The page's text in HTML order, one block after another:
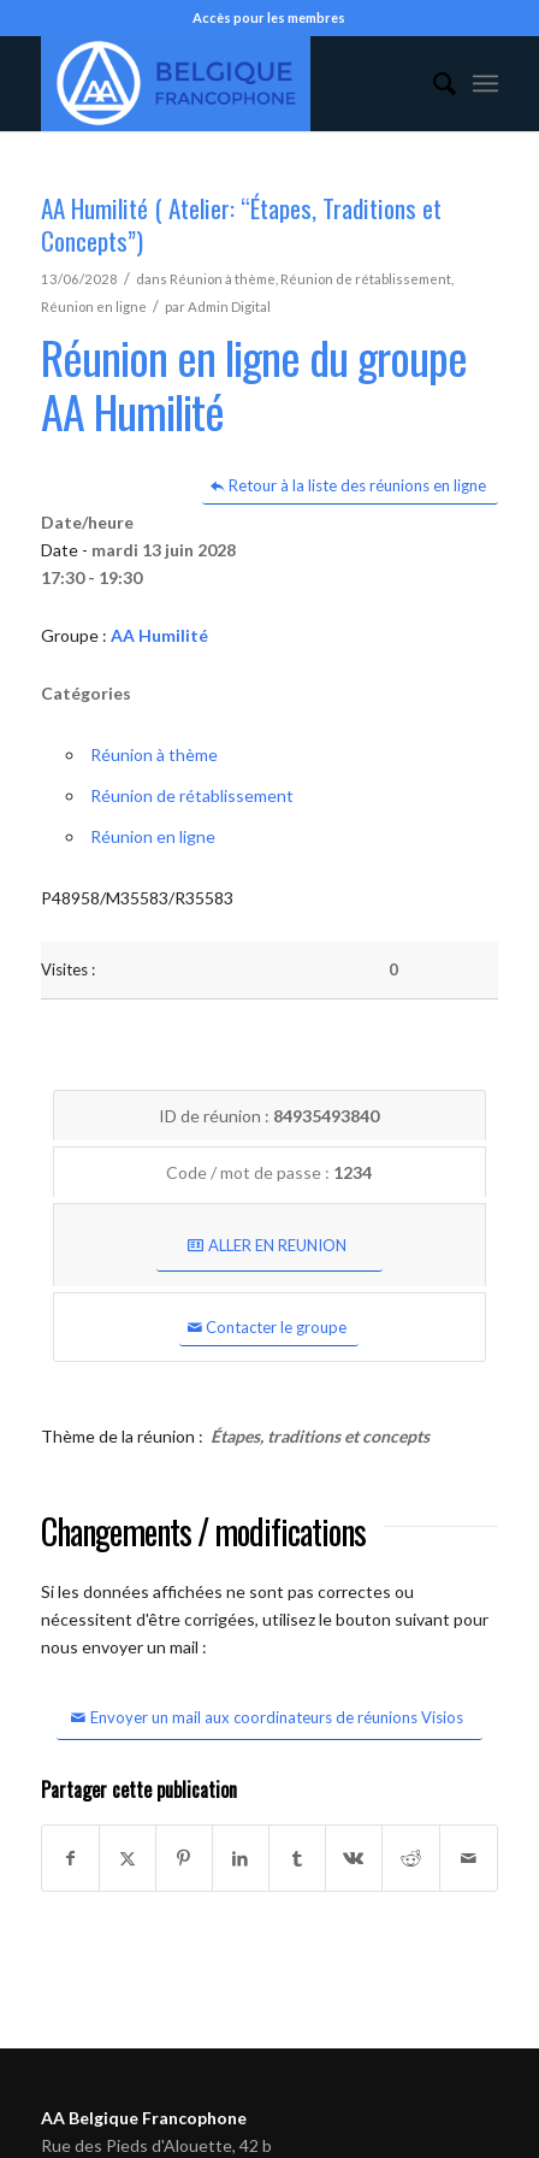
Accès pour les membres
AA Humilité ( Atelier: “Étapes, Traditions et
Concepts”)
13/06/2028 / dans Réunion à thème Réunion de rétablissement,
Réunion en ligne / parAdmin Digital
Réunion en ligne du groupe
AA Humilité
Retour à la liste des réunions en ligne
Date/heure
Date - mardi 13 juin 2028
17:30 - 19:30
Groupe : AA Humilité
Catégories
Réunion à thème
Réunion de rétablissement
Réunion en ligne
P48958/M35583/R35583
Visites : 0
ID de réunion : 84935493840
Code / mot de passe : 1234
ALLER EN REUNION
Contacter le groupe
Thème de la réunion : Étapes, traditions et concepts
Changements / modifications
Si les données affichées ne sont pas correctes ou
nécessitent d'être corrigées, utilisez le bouton suivant pour
nous envoyer un mail :
Envoyer un mail aux coordinateurs de réunions Visios
Partager cette publication
AA Belgique Francophone
Rue des Pieds d'Alouette, 42 b